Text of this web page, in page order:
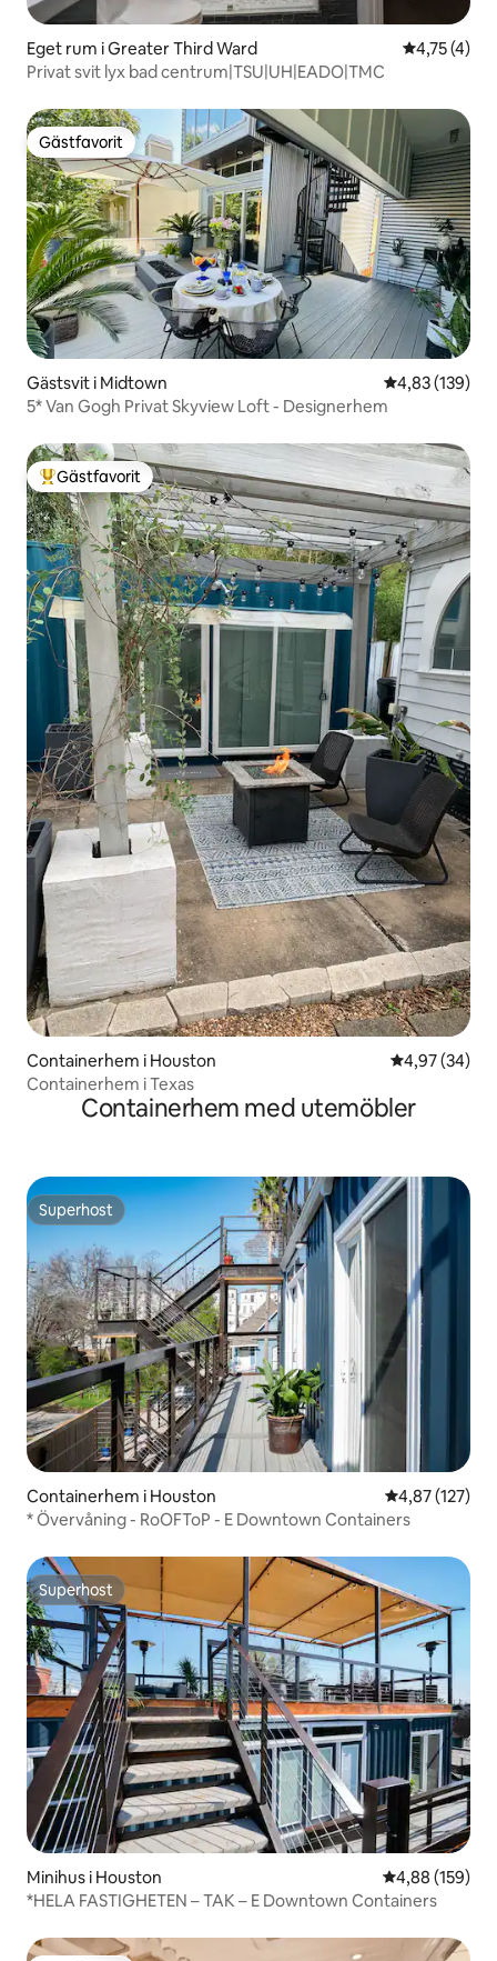
Eget rum i Greater Third Ward 4,75 av 5 i
4,75 (4)
Privat svit lyx bad centrum|TSU|UH|EADO|TMC
Gästfavorit
Gästfavorit
Gästsvit i Midtown 4,83 av 5 i
4,83 (139)
5* Van Gogh Privat Skyview Loft - Designerhem
Populär gästfavorit
Gästfavorit
Containerhem i Houston 4,97 av 5 i
4,97 (34)
Containerhem i Texas
Containerhem med utemöbler
Superhost
Superhost
Containerhem i Houston 4,87 av 5 i
4,87 (127)
* Övervåning - RoOFToP - E Downtown Containers
Superhost
Superhost
Minihus i Houston 4,88 av 5 i
4,88 (159)
*HELA FASTIGHETEN – TAK – E Downtown Containers